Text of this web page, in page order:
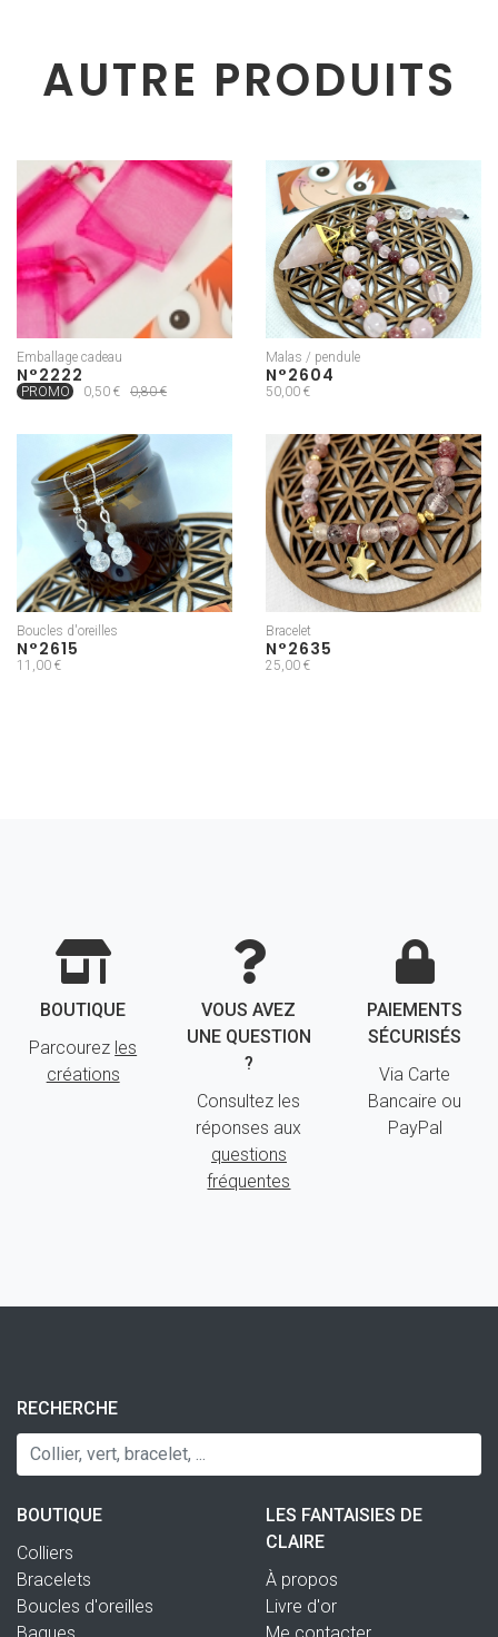
AUTRE PRODUITS
Emballage cadeau
N°2222
PROMO 0,50 € 0,80 €
Malas / pendule
N°2604
50,00 €
Boucles d'oreilles
N°2615
11,00 €
Bracelet
N°2635
25,00 €
BOUTIQUE
Parcourez les
créations
VOUS AVEZ
UNE QUESTION
?
Consultez les
réponses aux
questions
fréquentes
PAIEMENTS
SÉCURISÉS
Via Carte
Bancaire ou
PayPal
LES FANTAISIES DE
CLAIRE
À propos
Livre d'or
Me contacter
BOUTIQUE
Colliers
Bracelets
Boucles d'oreilles
Bagues
RECHERCHE